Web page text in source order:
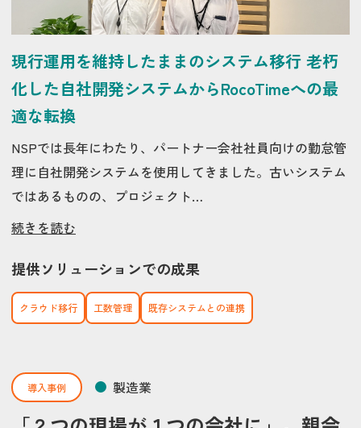
現行運用を維持したままのシステム移行 老朽
化した自社開発システムからRocoTimeへの最
適な転換
NSPでは長年にわたり、パートナー会社社員向けの勤怠管
理に自社開発システムを使用してきました。古いシステム
ではあるものの、プロジェクト…
続きを読む
提供ソリューションでの成果
クラウド移行 工数管理 既存システムとの連携
導入事例 製造業